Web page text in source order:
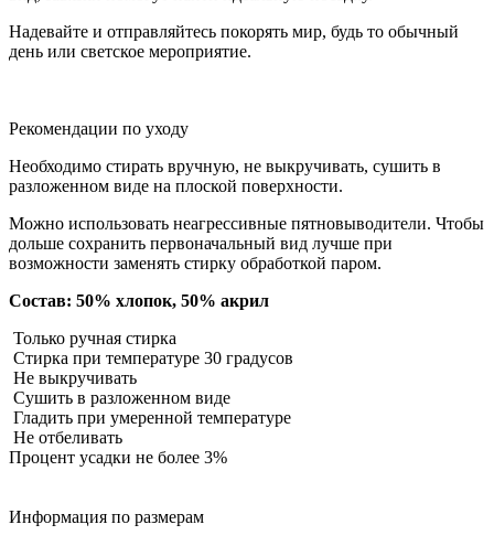
Надевайте и отправляйтесь покорять мир, будь то обычный
день или светское мероприятие.
Рекомендации по уходу
Необходимо стирать вручную, не выкручивать, сушить в
разложенном виде на плоской поверхности.
Можно использовать неагрессивные пятновыводители. Чтобы
дольше сохранить первоначальный вид лучше при
возможности заменять стирку обработкой паром.
Состав: 50% хлопок, 50% акрил
Только ручная стирка
Стирка при температуре 30 градусов
Не выкручивать
Сушить в разложенном виде
Гладить при умеренной температуре
Не отбеливать
Процент усадки не более 3%
Информация по размерам